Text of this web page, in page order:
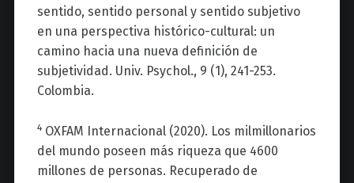
sentido, sentido personal y sentido subjetivo
en una perspectiva histórico-cultural: un
camino hacia una nueva definición de
subjetividad. Univ. Psychol., 9 (1), 241-253.
Colombia.
4OXFAM Internacional (2020). Los milmillonarios
del mundo poseen más riqueza que 4600
millones de personas. Recuperado de